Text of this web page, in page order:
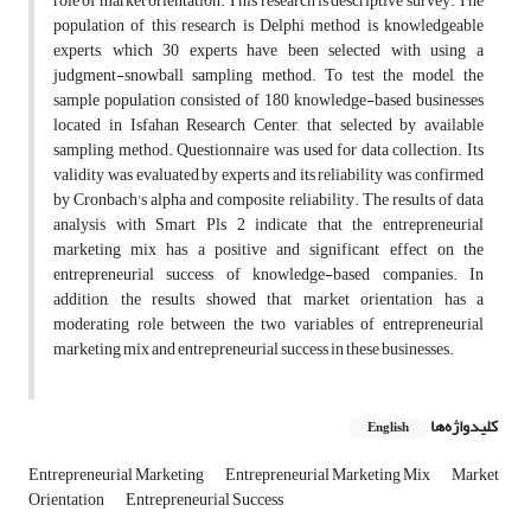
population of this research is Delphi method is knowledgeable
experts, which 30 experts have been selected with using a
judgment-snowball sampling method. To test the model, the
sample population consisted of 180 knowledge-based businesses
located in Isfahan Research Center, that selected by available
sampling method. Questionnaire was used for data collection. Its
validity was evaluated by experts and its reliability was confirmed
by Cronbach's alpha and composite reliability. The results of data
analysis with Smart Pls 2 indicate that the entrepreneurial
marketing mix has a positive and significant effect on the
entrepreneurial success of knowledge-based companies. In
addition, the results showed that market orientation has a
moderating role between the two variables of entrepreneurial
marketing mix and entrepreneurial success in these businesses.
کلیدواژه‌ها English
Entrepreneurial Marketing Entrepreneurial Marketing Mix Market
Orientation Entrepreneurial Success